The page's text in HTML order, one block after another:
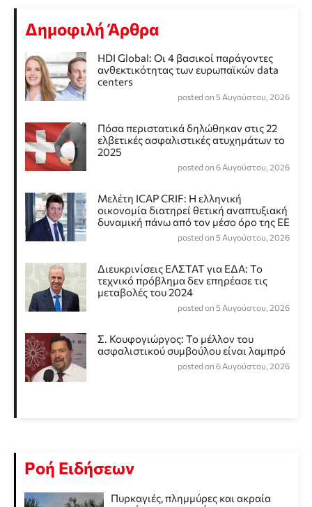
Δημοφιλή Άρθρα
HDI Global: Οι 4 βασικοί παράγοντες
ανθεκτικότητας των ευρωπαϊκών data
centers
posted on 5 Αυγούστου, 2026
Πόσα περιστατικά δηλώθηκαν στις 22
ελβετικές ασφαλιστικές ατυχημάτων το
2025
posted on 6 Αυγούστου, 2026
Μελέτη ICAP CRIF: Η ελληνική
οικονομία διατηρεί θετική αναπτυξιακή
δυναμική πάνω από τον μέσο όρο της ΕΕ
posted on 5 Αυγούστου, 2026
Διευκρινίσεις ΕΛΣΤΑΤ για ΕΔΑ: Το
τεχνικό πρόβλημα δεν επηρέασε τις
μεταβολές του 2024
posted on 5 Αυγούστου, 2026
Σ. Κουφογιώργος: To μέλλον του
ασφαλιστικού συμβούλου είναι λαμπρό
posted on 6 Αυγούστου, 2026
Ροή Ειδήσεων
Πυρκαγιές, πλημμύρες και ακραία